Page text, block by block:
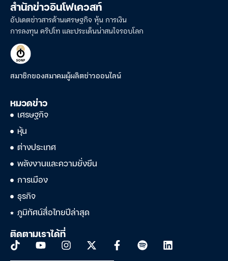
สำนักข่าวอินโฟเควสท์
อัปเดตข่าวสารด้านเศรษฐกิจ หุ้น การเงิน
การลงทุน คริปโท และประเด็นน่าสนใจรอบโลก
สมาชิกของสมาคมผู้ผลิตข่าวออนไลน์
หมวดข่าว
เศรษฐกิจ
หุ้น
ต่างประเทศ
พลังงานและความยั่งยืน
การเมือง
ธุรกิจ
ภูมิทัศน์สื่อไทยปีล่าสุด
ติดตามเราได้ที่